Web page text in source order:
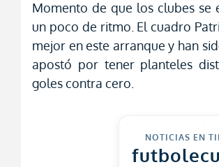
Momento de que los clubes se
un poco de ritmo. El cuadro
mejor en este arranque y han
apostó por tener planteles
goles contra cero.
NOTICIAS EN